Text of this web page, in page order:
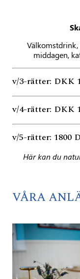
middagen,
v/3-rätter: DKK
v/4-rätter: DKK
v/5-rätter: 1800
Här kan du
VÅRA